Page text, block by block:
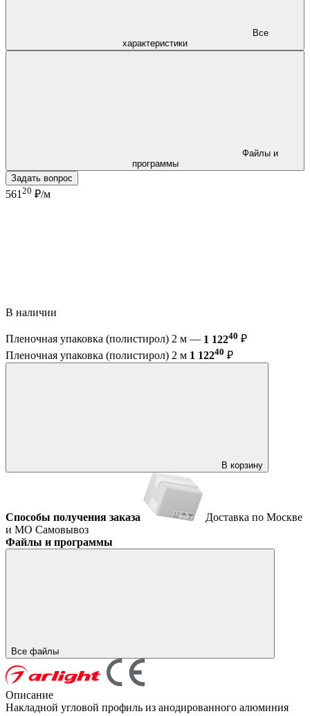
характеристики
программы
Задать вопрос
561 20 ₽/м
В наличии
Пленочная упаковка (полистирол) 2 м — 1 12240 ₽
Пленочная упаковка (полистирол) 2 м 1 12240 ₽
В корзину
Способы получения заказа
Доставка по Москве
и МО Самовывоз
Файлы и программы
Все файлы
Описание
Накладной угловой профиль из анодированного алюминия